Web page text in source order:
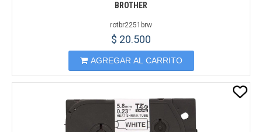
BROTHER
rotbr2251brw
$ 20.500
AGREGAR AL CARRITO